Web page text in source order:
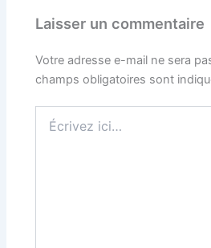
Laisser un commentaire
Votre adresse e-mail ne sera
champs obligatoires sont
ici…